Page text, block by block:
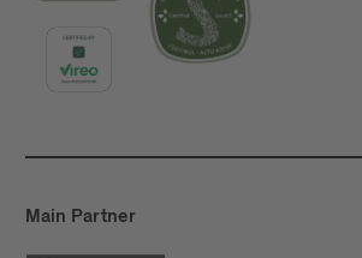
Main Partner